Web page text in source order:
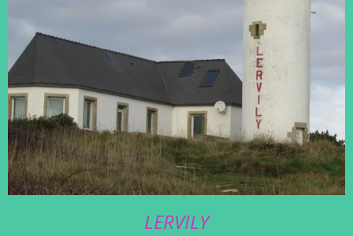
LERVILY